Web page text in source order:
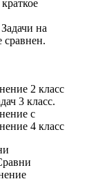
на
сравнен.
2 класс
3 класс.
с
4 класс